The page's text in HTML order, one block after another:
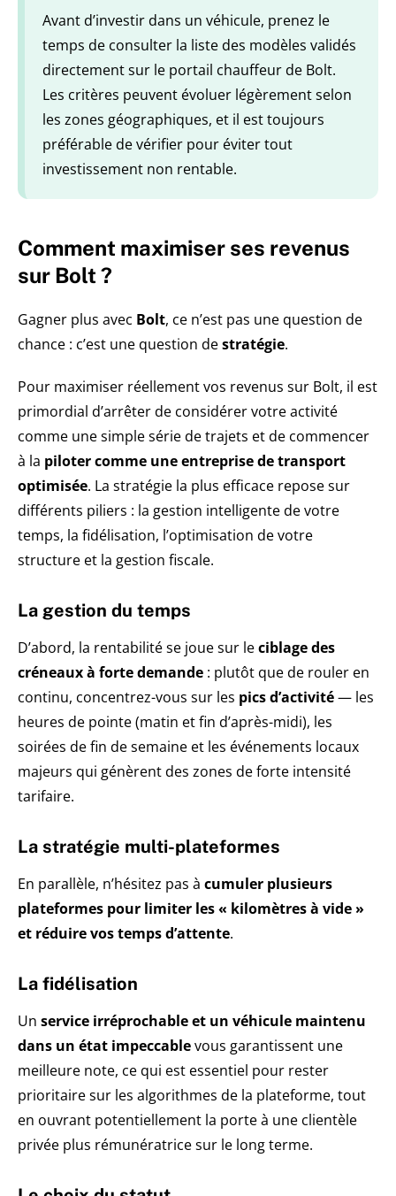
Avant d’investir dans un véhicule, prenez le
temps de consulter la liste des modèles validés
directement sur le portail chauffeur de Bolt.
Les critères peuvent évoluer légèrement selon
les zones géographiques, et il est toujours
préférable de vérifier pour éviter tout
investissement non rentable.
Comment maximiser ses revenus
sur Bolt ?
Gagner plus avec Bolt, ce n’est pas une question de
chance : c’est une question destratégie.
Pour maximiser réellement vos revenus sur Bolt, il est
primordial d’arrêter de considérer votre activité
comme une simple série de trajets et de commencer
à la piloter comme une entreprise de transport
optimisée. La stratégie la plus efficace repose sur
différents piliers : la gestion intelligente de votre
temps, la fidélisation, l’optimisation de votre
structure et la gestion fiscale.
La gestion du temps
D’abord, la rentabilité se joue sur leciblage des
créneaux à forte demande : plutôt que de rouler en
continu, concentrez-vous sur les pics d’activité— les
heures de pointe (matin et fin d’après-midi), les
soirées de fin de semaine et les événements locaux
majeurs qui génèrent des zones de forte intensité
tarifaire.
La stratégie multi-plateformes
En parallèle, n’hésitez pas à cumuler plusieurs
plateformes pour limiter les « kilomètres à vide »
et réduire vos temps d’attente.
La fidélisation
Un service irréprochable et un véhicule maintenu
dans un état impeccablevous garantissent une
meilleure note, ce qui est essentiel pour rester
prioritaire sur les algorithmes de la plateforme, tout
en ouvrant potentiellement la porte à une clientèle
privée plus rémunératrice sur le long terme.